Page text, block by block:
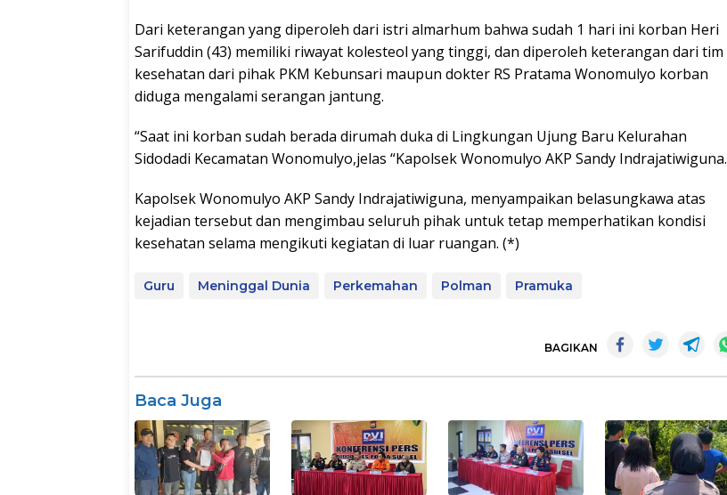
Dari keterangan yang diperoleh dari istri almarhum bahwa sudah 1 hari ini korban Heri
Sarifuddin (43) memiliki riwayat kolesteol yang tinggi, dan diperoleh keterangan dari tim
kesehatan dari pihak PKM Kebunsari maupun dokter RS Pratama Wonomulyo korban
diduga mengalami serangan jantung.
“Saat ini korban sudah berada dirumah duka di Lingkungan Ujung Baru Kelurahan
Sidodadi Kecamatan Wonomulyo,jelas “Kapolsek Wonomulyo AKP Sandy Indrajatiwiguna.
Kapolsek Wonomulyo AKP Sandy Indrajatiwiguna, menyampaikan belasungkawa atas
kejadian tersebut dan mengimbau seluruh pihak untuk tetap memperhatikan kondisi
kesehatan selama mengikuti kegiatan di luar ruangan. (*)
Guru Meninggal Dunia Perkemahan Polman Pramuka
BAGIKAN
Baca Juga